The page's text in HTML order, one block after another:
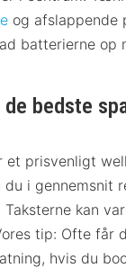
og afslappende
batterierne op
bedste
et prisvenligt
du i gennemsnit
Taksterne kan
tip: Ofte får
hvis du